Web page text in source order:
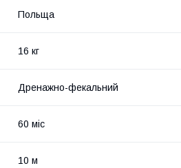
Польща
16 кг
Дренажно-фекальний
60 міс
10 м